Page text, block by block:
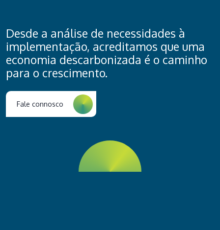
Desde a análise de necessidades à
implementação, acreditamos que uma
economia descarbonizada é o caminho
para o crescimento.
Fale connosco